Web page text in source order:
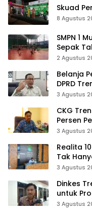
Skuad
8 Agustus
SMPN 1
Sepak
Modal
2 Agustus
Belanja
DPRD
dalam
3 Agustus
CKG
Persen
Kejiwaan
3 Agustus
Realita
Tak
3 Agustus
Dinkes
untuk
2027
3 Agustus